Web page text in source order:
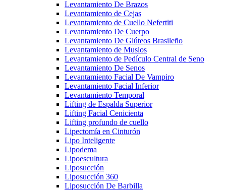
Levantamiento De Brazos
Levantamiento de Cejas
Levantamiento de Cuello Nefertiti
Levantamiento De Cuerpo
Levantamiento De Glúteos Brasileño
Levantamiento de Muslos
Levantamiento de Pedículo Central de Seno
Levantamiento De Senos
Levantamiento Facial De Vampiro
Levantamiento Facial Inferior
Levantamiento Temporal
Lifting de Espalda Superior
Lifting Facial Cenicienta
Lifting profundo de cuello
Lipectomía en Cinturón
Lipo Inteligente
Lipodema
Lipoescultura
Liposucción
Liposucción 360
Liposucción De Barbilla